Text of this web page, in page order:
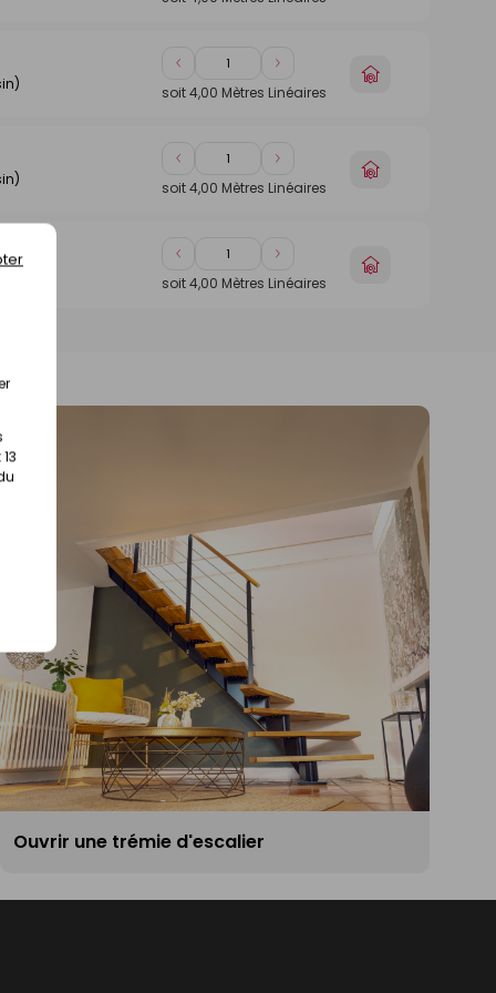
Diminuer
de
Augmenter
de
soit4,00 Mètres Linéaires
Choisir
Diminuer
de
Augmenter
de
soit4,00 Mètres Linéaires
Choisir
Diminuer
de
Augmenter
de
soit4,00 Mètres Linéaires
Choisir
Ouvrir une trémie d'escalier